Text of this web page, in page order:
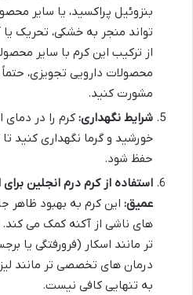
تواند منجر به خشکی، تحریک
از ترکیب این کرم با سایر
محصولات دارویی تجویزی،
مشورت کنید.
شرایط نگهداری: کرم را در دمای
خورشید و گرما نگهداری کنید
حفظ شود.
استفاده از کرم درم انجلین
عمیق: این کرم به بهبود
های ناشی از آکنه کمک می
تر مانند اسکار (فرورفتگی یا
درمان های تخصصی تر مانند
به تنهایی کافی نیست.